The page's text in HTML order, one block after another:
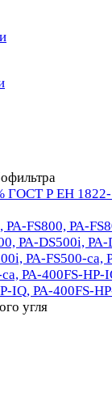
ГОСТ Р ЕН
PA-FS800, PA-
PA-DS500i,
PA-FS500-ca,
PA-400FS-HP-
IQ, PA-400FS-
угля